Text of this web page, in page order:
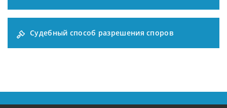
Судебный способ разрешения споров